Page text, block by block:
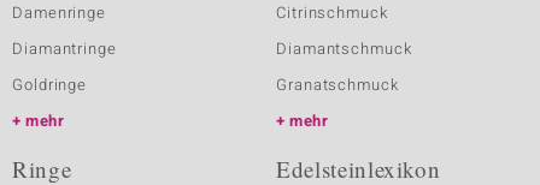
Damenringe
Diamantringe
Goldringe
mehr
Citrinschmuck
Diamantschmuck
Granatschmuck
mehr
Ringe Edelsteinlexikon